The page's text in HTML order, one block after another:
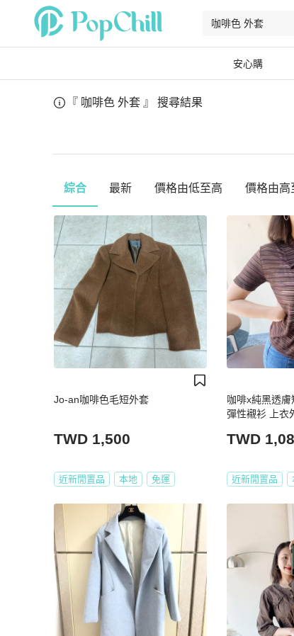
安心購
『 咖啡色 外套 』 搜尋結果
綜合 最新 價格由低至高 價格由高
Jo-an咖啡色毛短外套
TWD 1,500
近新閒置品 本地 免運
咖啡x純黑透
彈性襯衫 上衣
TWD
近新閒置品